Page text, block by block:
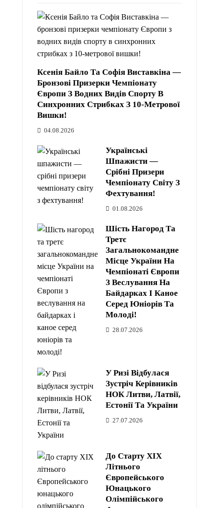
Ксенія Байло Та Софія Виставкіна —
Бронзові Призерки Чемпіонату
Європи З Водних Видів Спорту В
Синхронних Стрибках З 10-Метрової
Вишки!
04.08.2026
Українські
Шпажисти —
Срібні Призери
Чемпіонату Світу З
Фехтування!
01.08.2026
Шість Нагород Та
Третє
Загальнокомандне
Місце України На
Чемпіонаті Європи
З Веслування На
Байдарках І Каное
Серед Юніорів Та
Молоді!
28.07.2026
У Ризі Відбулася
Зустріч Керівників
НОК Литви, Латвії,
Естонії Та України
27.07.2026
До Старту XIX
Літнього
Європейського
Юнацького
Олімпійського